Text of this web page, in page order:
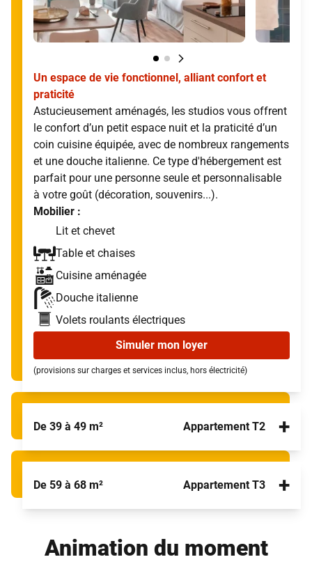
Un espace de vie fonctionnel, alliant confort et
praticité
Astucieusement aménagés, les studios vous offrent
le confort d’un petit espace nuit et la praticité d’un
coin cuisine équipée, avec de nombreux rangements
et une douche italienne. Ce type d'hébergement est
parfait pour une personne seule et personnalisable
à votre goût (décoration, souvenirs...).
Mobilier :
Lit et chevet
Table et chaises
Cuisine aménagée
Douche italienne
Volets roulants électriques
Simuler mon loyer
(provisions sur charges et services inclus, hors électricité)
De 39 à 49 m² Appartement T2 +
De 59 à 68 m² Appartement T3 +
Animation du moment